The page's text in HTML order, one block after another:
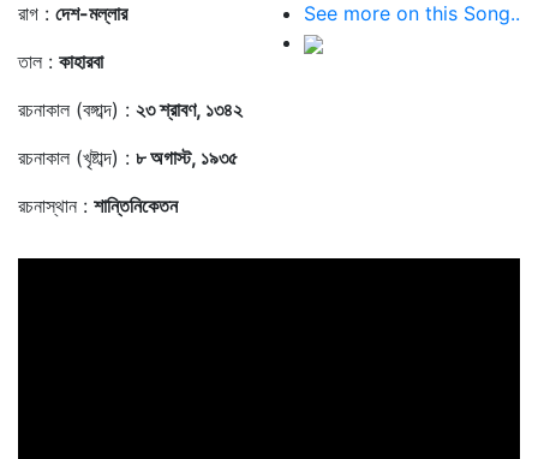
রাগ : দেশ-মল্লার
তাল : কাহারবা
রচনাকাল (বঙ্গাব্দ) : ২৩ শ্রাবণ, ১৩৪২
রচনাকাল (খৃষ্টাব্দ) : ৮ অগাস্ট, ১৯৩৫
রচনাস্থান : শান্তিনিকেতন
See more on this Song..